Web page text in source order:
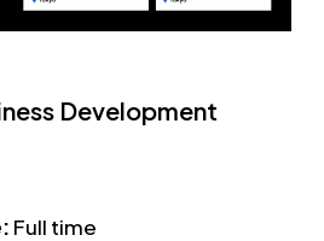
Development
Full time